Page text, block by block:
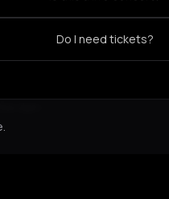
Do I need tickets?